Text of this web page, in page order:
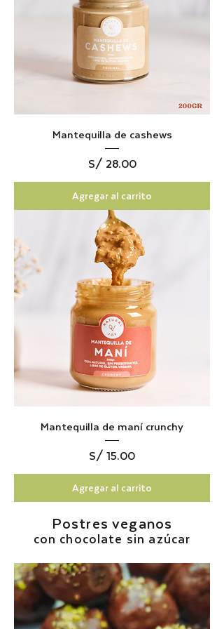
Mantequilla de cashews
Precio
S/ 28.00
Agregar al carrito
Mantequilla de maní crunchy
Precio
S/ 15.00
Agregar al carrito
Postres veganos
con chocolate sin azúcar